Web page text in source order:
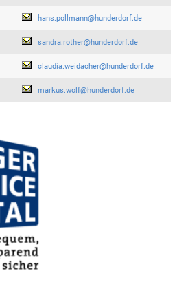
hans.pollmann@hunderdorf.de
sandra.rother@hunderdorf.de
claudia.weidacher@hunderdorf.de
markus.wolf@hunderdorf.de